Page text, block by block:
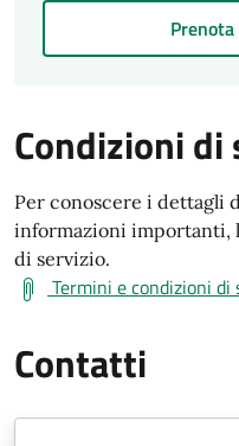
Condizioni di
Per conoscere i dettagli
informazioni importanti,
di servizio.
Termini e condizioni di
Contatti